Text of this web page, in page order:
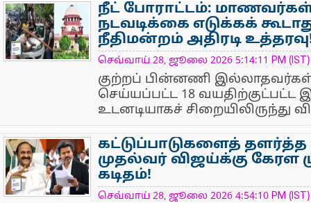
NewsIcon
நீட் போராட்டம்: மாணவர்கள்
நடவடிக்கை எடுக்கக்
நீதிமன்றம் அதிரடி
செவ்வாய் 28, ஜூலை 2026 5:14:11 PM (IST)
குற்றப் பின்னணி இல்லாதவர்கள்
செய்யப்பட்ட 18
உடனடியாகச் சிறையிலிருந்து
NewsIcon
கட்டுப்பாடுகளைத்
முதல்வர் விஜய்க்கு கேரள
கடிதம்!
செவ்வாய் 28, ஜூலை 2026 4:54:10 PM (IST)